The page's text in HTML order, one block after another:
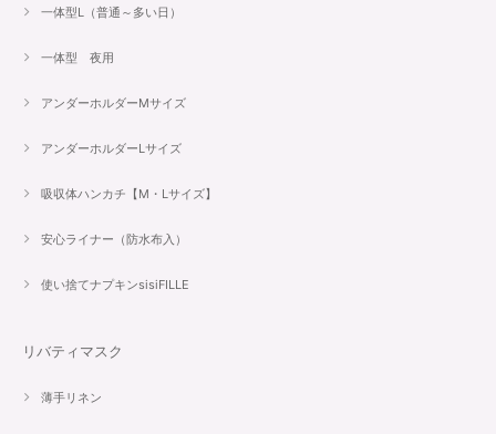
一体型L（普通～多い日）
一体型 夜用
アンダーホルダーMサイズ
アンダーホルダーLサイズ
吸収体ハンカチ【M・Lサイズ】
安心ライナー（防水布入）
使い捨てナプキンsisiFILLE
リバティマスク
薄手リネン